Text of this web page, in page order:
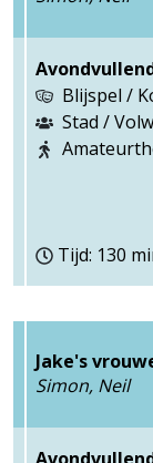
Blijspel /
Stad /
Tijd: 130
Jake's
Simon, Neil